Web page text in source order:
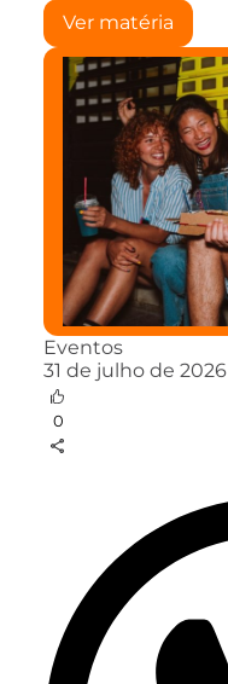
Ver matéria
Eventos
31 de julho de 2026
0